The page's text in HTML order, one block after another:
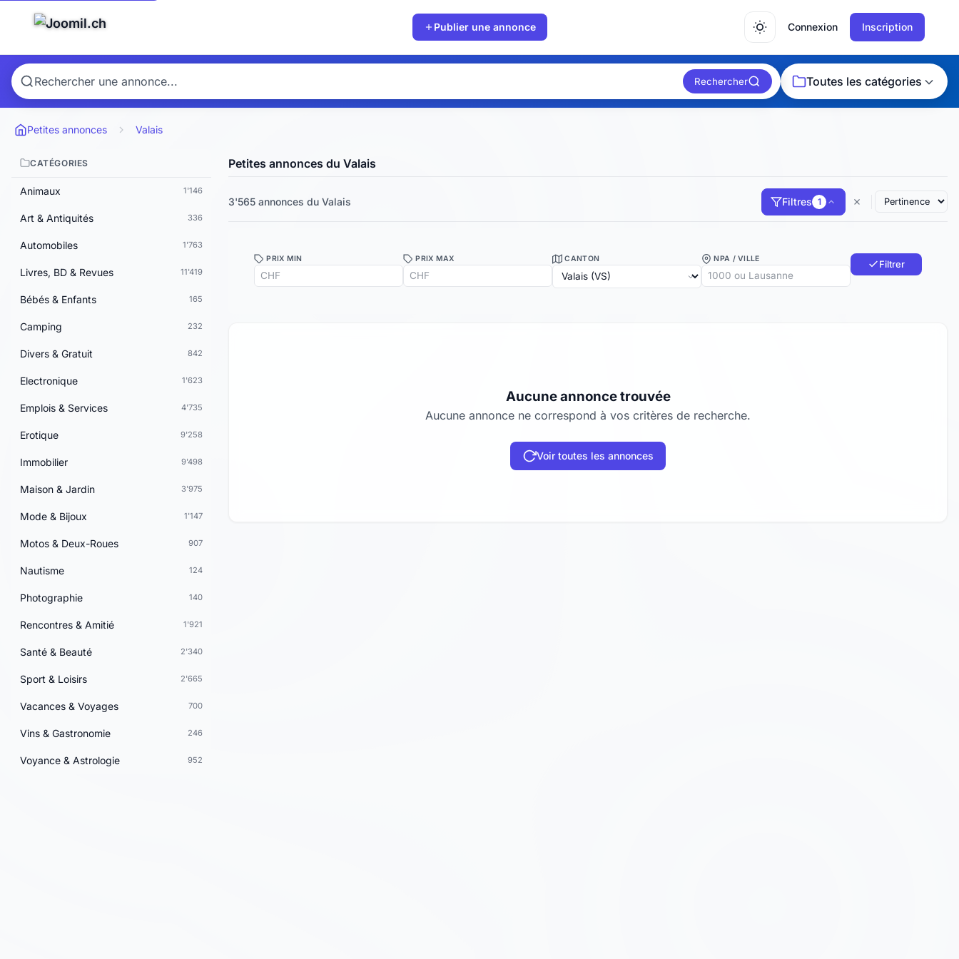
Publier une annonce Connexion Inscription
Rechercher Toutes les catégories
Petites annonces Valais
CATÉGORIES
Animaux 1'146
Art & Antiquités 336
Automobiles 1'763
Livres, BD & Revues 11'419
Bébés & Enfants 165
Camping 232
Divers & Gratuit 842
Electronique 1'623
Emplois & Services 4'735
Erotique 9'258
Immobilier 9'498
Maison & Jardin 3'975
Mode & Bijoux 1'147
Motos & Deux-Roues 907
Nautisme 124
Photographie 140
Rencontres & Amitié 1'921
Santé & Beauté 2'340
Sport & Loisirs 2'665
Vacances & Voyages 700
Vins & Gastronomie 246
Voyance & Astrologie 952
Petites annonces du Valais
3'565 annonces du Valais Filtres 1
PRIX MIN PRIX MAX CANTON NPA / VILLE Filtrer
Aucune annonce trouvée
Aucune annonce ne correspond à vos critères de recherche.
Voir toutes les annonces